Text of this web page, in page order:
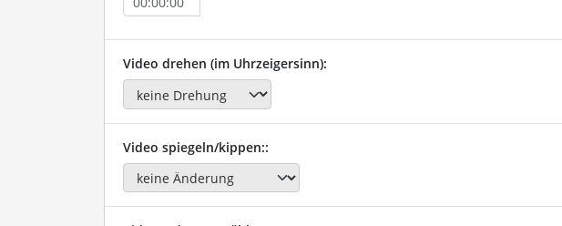
Video drehen (im Uhrzeigersinn):
Video spiegeln/kippen::